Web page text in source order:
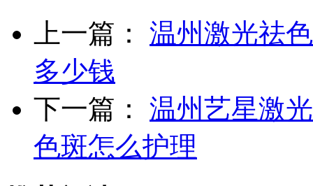
上一篇：
温州激光祛
多少钱
下一篇：
温州艺星激
色斑怎么护理